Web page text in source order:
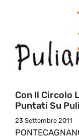
Con Il Circolo
Puntati Su
23 Settembre 2011